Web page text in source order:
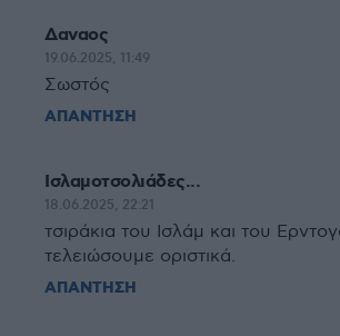
Δαναος
19.06.2025, 11:49
Σωστός
ΑΠΑΝΤΗΣΗ
Ισλαμοτσολιάδες...
18.06.2025, 22:21
τσιράκια του Ισλάμ και του
τελειώσουμε οριστικά.
ΑΠΑΝΤΗΣΗ